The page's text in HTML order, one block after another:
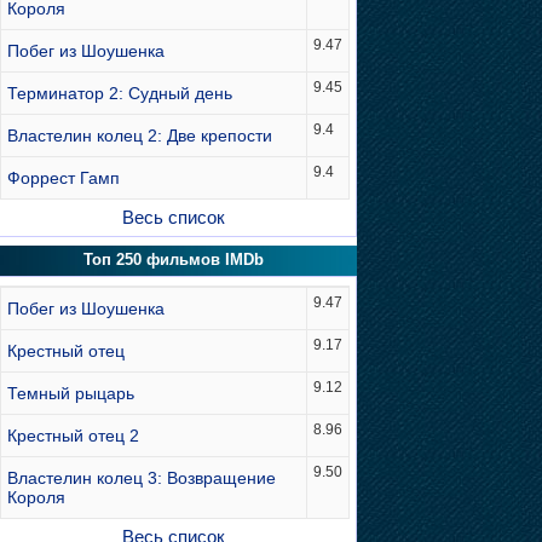
Короля
Побег из Шоушенка 9.47
Терминатор 2: Судный день 9.45
Властелин колец 2: Две крепости 9.4
Форрест Гамп 9.4
Весь список
Топ 250 фильмов IMDb
Побег из Шоушенка 9.47
Крестный отец 9.17
Темный рыцарь 9.12
Крестный отец 2 8.96
Властелин колец 3: Возвращение
Короля
9.50
Весь список